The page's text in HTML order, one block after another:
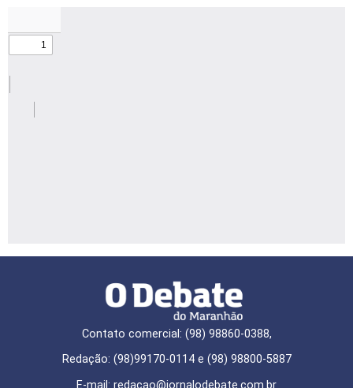
Contato comercial: (98) 98860-0388,
Redação: (98)99170-0114 e (98) 98800-5887
E-mail: redaçao@jornalodebate.com.br